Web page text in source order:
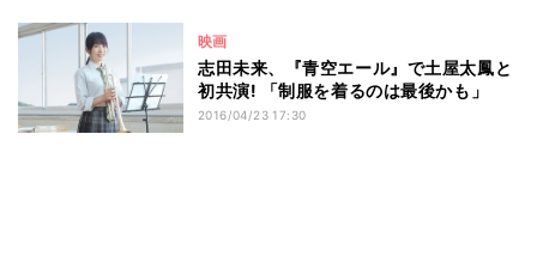
映画
志田未来、『青空エール』で土屋太鳳と
初共演! 「制服を着るのは最後かも」
2016/04/23 17:30